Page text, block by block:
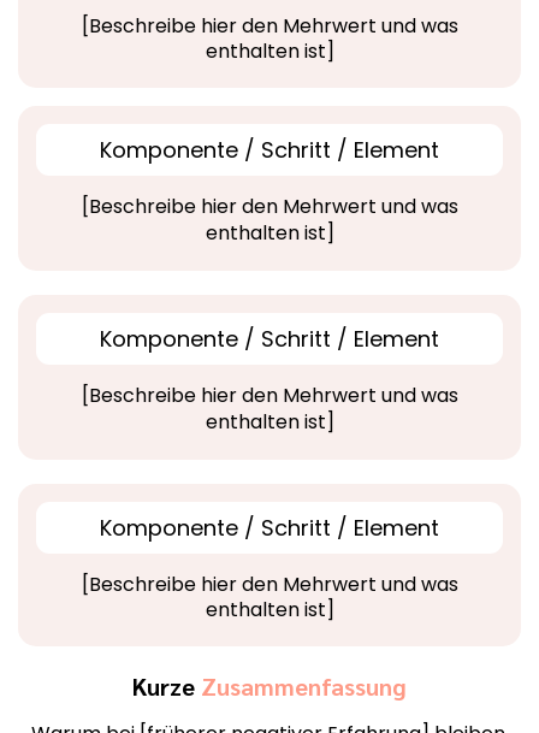
[Beschreibe hier den Mehrwert und was
enthalten ist]
Komponente / Schritt / Element
[Beschreibe hier den Mehrwert und was
enthalten ist]
Komponente / Schritt / Element
[Beschreibe hier den Mehrwert und was
enthalten ist]
Komponente / Schritt / Element
[Beschreibe hier den Mehrwert und was
enthalten ist]
Kurze Zusammenfassung